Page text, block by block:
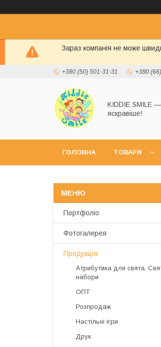
Зараз компанія не може
+380 (50) 501-31-31 +380
KIDDIE SMILE
яскравіше!
ГОЛОВНА ТОВАРИ
Портфоліо
Фотогалерея
Продукція
Атрибутика для свята.
набори
ОПТ
Розпродаж
Настільні ігри
Друк